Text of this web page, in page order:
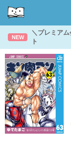
NEW
＼プレミア
ト